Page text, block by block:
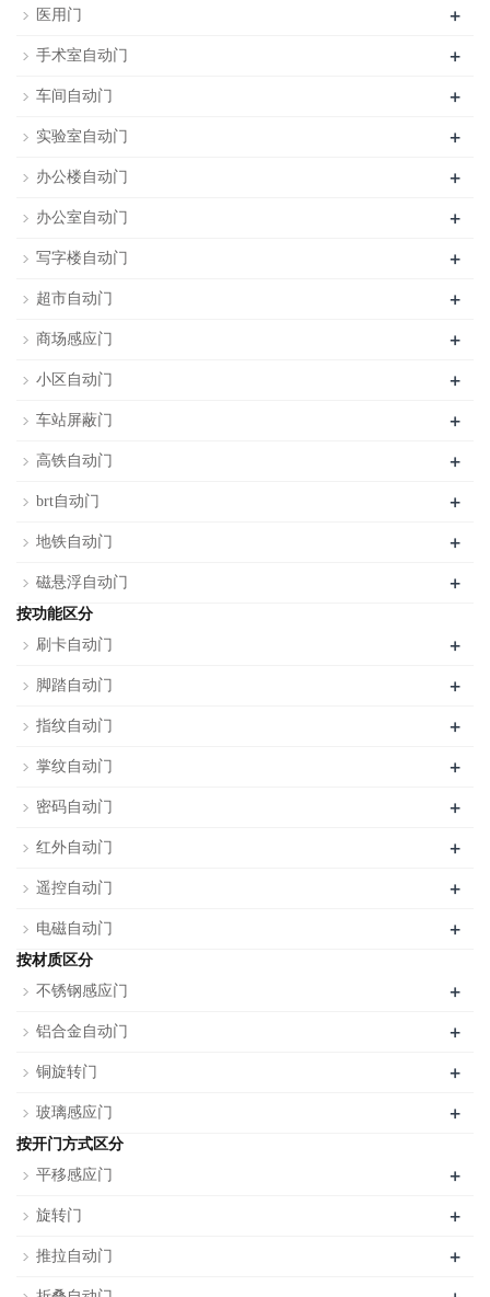
医用门 +
手术室自动门 +
车间自动门 +
实验室自动门 +
办公楼自动门 +
办公室自动门 +
写字楼自动门 +
超市自动门 +
商场感应门 +
小区自动门 +
车站屏蔽门 +
高铁自动门 +
brt自动门 +
地铁自动门 +
磁悬浮自动门 +
按功能区分
刷卡自动门
+
脚踏自动门 +
指纹自动门 +
掌纹自动门 +
密码自动门 +
红外自动门 +
遥控自动门 +
电磁自动门 +
按材质区分
不锈钢感应门
+
铝合金自动门 +
铜旋转门 +
玻璃感应门 +
按开门方式区分
平移感应门
+
旋转门 +
推拉自动门 +